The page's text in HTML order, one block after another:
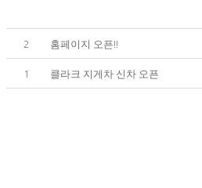
2 홈페이지 오픈!!
1 클라크 지게차 신차 오픈